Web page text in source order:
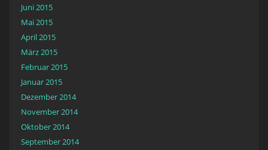
Juni 2015
Mai 2015
April 2015
März 2015
Februar 2015
Januar 2015
Dezember 2014
November 2014
Oktober 2014
September 2014